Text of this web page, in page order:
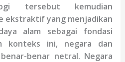
tersebut kemudian
ekstraktif yang menjadikan
alam sebagai fondasi
konteks ini, negara dan
benar netral. Negara